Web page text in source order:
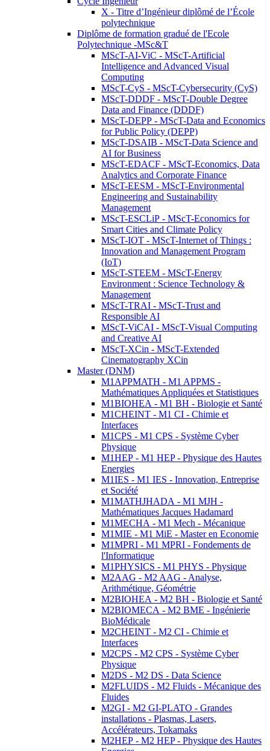
X - Titre d’Ingénieur diplômé de l’École
polytechnique
Diplôme de formation gradué de l'Ecole
Polytechnique -MSc&T
MScT-AI-ViC - MScT-Artificial
Intelligence and Advanced Visual
Computing
MScT-CyS - MScT-Cybersecurity (CyS)
MScT-DDDF - MScT-Double Degree
Data and Finance (DDDF)
MScT-DEPP - MScT-Data and Economics
for Public Policy (DEPP)
MScT-DSAIB - MScT-Data Science and
AI for Business
MScT-EDACF - MScT-Economics, Data
Analytics and Corporate Finance
MScT-EESM - MScT-Environmental
Engineering and Sustainability
Management
MScT-ESCLiP - MScT-Economics for
Smart Cities and Climate Policy
MScT-IOT - MScT-Internet of Things :
Innovation and Management Program
(IoT)
MScT-STEEM - MScT-Energy
Environment : Science Technology &
Management
MScT-TRAI - MScT-Trust and
Responsible AI
MScT-ViCAI - MScT-Visual Computing
and Creative AI
MScT-XCin - MScT-Extended
Cinematography XCin
Master (DNM)
M1APPMATH - M1 APPMS -
Mathématiques Appliquées et Statistiques
M1BIOHEA - M1 BH - Biologie et Santé
M1CHEINT - M1 CI - Chimie et
Interfaces
M1CPS - M1 CPS - Système Cyber
Physique
M1HEP - M1 HEP - Physique des Hautes
Energies
M1IES - M1 IES - Innovation, Entreprise
et Société
M1MATHJHADA - M1 MJH -
Mathématiques Jacques Hadamard
M1MECHA - M1 Mech - Mécanique
M1MIE - M1 MiE - Master en Economie
M1MPRI - M1 MPRI - Fondements de
l'Informatique
M1PHYSICS - M1 PHYS - Physique
M2AAG - M2 AAG - Analyse,
Arithmétique, Géométrie
M2BIOHEA - M2 BH - Biologie et Santé
M2BIOMECA - M2 BME - Ingénierie
BioMédicale
M2CHEINT - M2 CI - Chimie et
Interfaces
M2CPS - M2 CPS - Système Cyber
Physique
M2DS - M2 DS - Data Science
M2FLUIDS - M2 Fluids - Mécanique des
Fluides
M2GI - M2 GI-PLATO - Grandes
installations - Plasmas, Lasers,
Accélérateurs, Tokamaks
M2HEP - M2 HEP - Physique des Hautes